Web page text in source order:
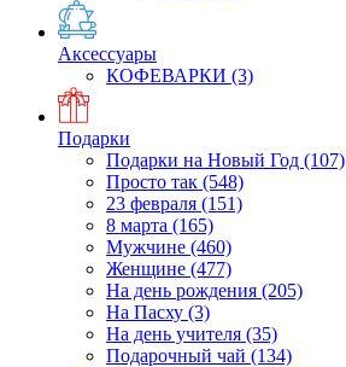
Аксессуары
КОФЕВАРКИ (3)
Подарки
Подарки на Новый Год (107)
Просто так (548)
23 февраля (151)
8 марта (165)
Мужчине (460)
Женщине (477)
На день рождения (205)
На Пасху (3)
На день учителя (35)
Подарочный чай (134)